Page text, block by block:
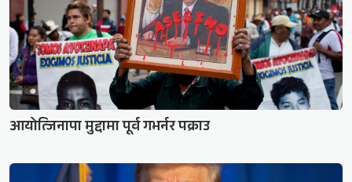
आयोत्जिनापा मुद्दामा पूर्व गभर्नर पक्राउ